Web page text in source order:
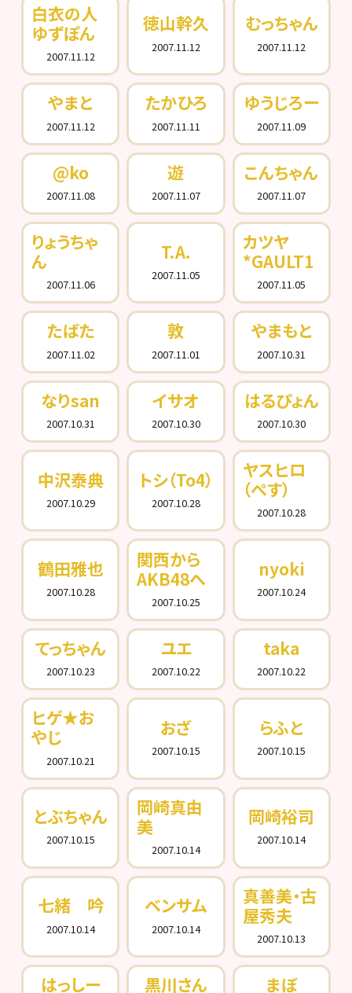
白衣の人
ゆずぽん
2007.11.12
徳山幹久
2007.11.12
むっちゃん
2007.11.12
やまと
2007.11.12
たかひろ
2007.11.11
ゆうじろー
2007.11.09
@ko
2007.11.08
遊
2007.11.07
こんちゃん
2007.11.07
りょうちゃ
ん
2007.11.06
T.A.
2007.11.05
カツヤ
*GAULT1
2007.11.05
たばた
2007.11.02
敦
2007.11.01
やまもと
2007.10.31
なりsan
2007.10.31
イサオ
2007.10.30
はるぴょん
2007.10.30
中沢泰典
2007.10.29
トシ（To4）
2007.10.28
ヤスヒロ
（ぺす）
2007.10.28
鶴田雅也
2007.10.28
関西から
AKB48へ
2007.10.25
nyoki
2007.10.24
てっちゃん
2007.10.23
ユエ
2007.10.22
taka
2007.10.22
ヒゲ★お
やじ
2007.10.21
おざ
2007.10.15
らふと
2007.10.15
とぶちゃん
2007.10.15
岡崎真由
美
2007.10.14
岡崎裕司
2007.10.14
七緒 吟
2007.10.14
ベンサム
2007.10.14
真善美・古
屋秀夫
2007.10.13
はっしー 黒川さん まぼ